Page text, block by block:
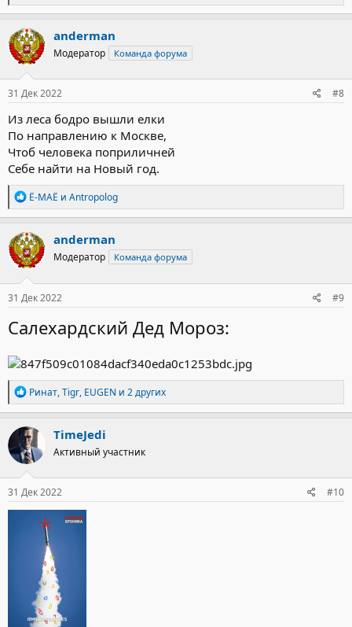
е
а
к
ц
и
и
:
anderman
Модератор Команда форума
31 Дек 2022 #8
Из леса бодро вышли елки
По направлению к Москве,
Чтоб человека поприличней
Себе найти на Новый год.
Р
е
а
к
ц
и
и
:
Ё-МАЁ и Antropolog
anderman
Модератор Команда форума
31 Дек 2022 #9
Салехардский Дед Мороз:
Р
е
а
к
ц
и
и
:
Ринат,Tigr, EUGEN и 2 других
TimeJedi
Активный участник
31 Дек 2022 #10